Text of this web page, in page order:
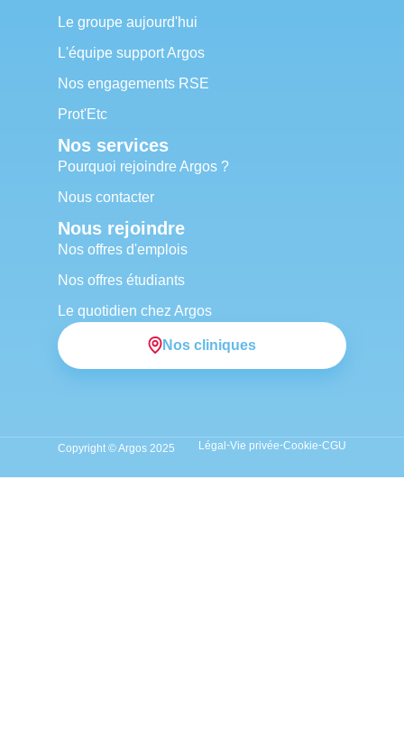
Le groupe aujourd'hui
L'équipe support Argos
Nos engagements RSE
Prot'Etc
Nos services
Pourquoi rejoindre Argos ?
Nous contacter
Nous rejoindre
Nos offres d'emplois
Nos offres étudiants
Le quotidien chez Argos
Nos cliniques
Copyright © Argos 2025 Légal Vie privée Cookie CGU